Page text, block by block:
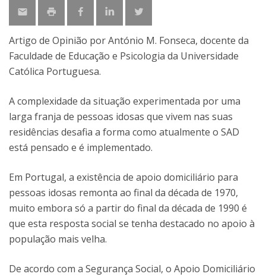
Artigo de Opinião por António M. Fonseca, docente da
Faculdade de Educação e Psicologia da Universidade
Católica Portuguesa.
A complexidade da situação experimentada por uma
larga franja de pessoas idosas que vivem nas suas
residências desafia a forma como atualmente o SAD
está pensado e é implementado.
Em Portugal, a existência de apoio domiciliário para
pessoas idosas remonta ao final da década de 1970,
muito embora só a partir do final da década de 1990 é
que esta resposta social se tenha destacado no apoio à
população mais velha.
De acordo com a Segurança Social, o Apoio Domiciliário